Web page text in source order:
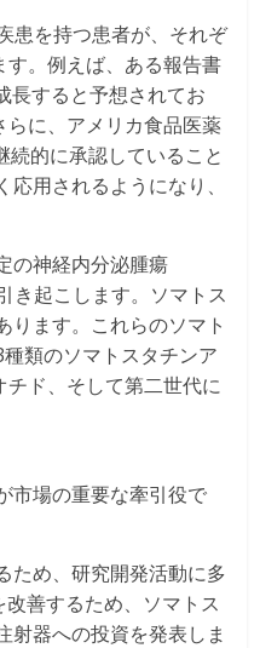
患を持つ患者が、それぞ
す。例えば、ある報告書
長すると予想されてお
らに、アメリカ食品医薬
的に承認していること
用されるようになり、
の神経内分泌腫瘍
き起こします。ソマトス
ります。これらのソマト
類のソマトスタチンア
ド、そして第二世代に
市場の重要な牽引役で
ため、研究開発活動に多
善するため、ソマトス
射器への投資を発表しま